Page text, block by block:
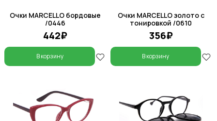
Очки MARCELLO бордовые
/0446
442₽
В корзину
Очки MARCELLO золото с
тонировкой /0610
356₽
В корзину